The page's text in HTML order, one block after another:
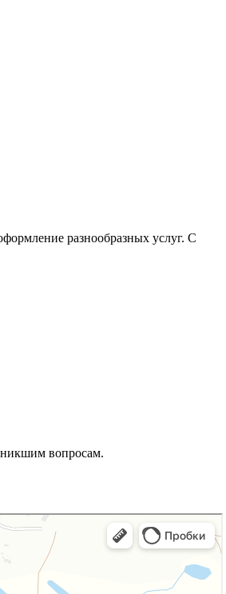
разнообразных услуг. С
вопросам.